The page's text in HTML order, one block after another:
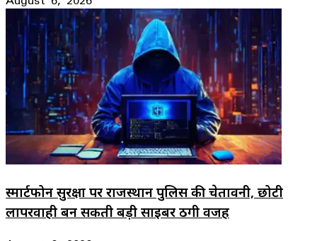
स्मार्टफोन सुरक्षा पर राजस्थान पुलिस की चेतावनी, छोटी
लापरवाही बन सकती बड़ी साइबर ठगी वजह